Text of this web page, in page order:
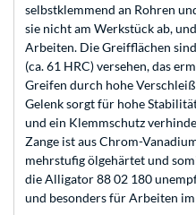
selbstklemmend an Rohren
sie nicht am Werkstück ab,
Arbeiten. Die Greifflächen
(ca. 61 HRC) versehen, das
Greifen durch hohe
Gelenk sorgt für hohe
und ein Klemmschutz
Zange ist aus Chrom-
mehrstufig ölgehärtet und
die Alligator 88 02 180
und besonders für Arbeiten